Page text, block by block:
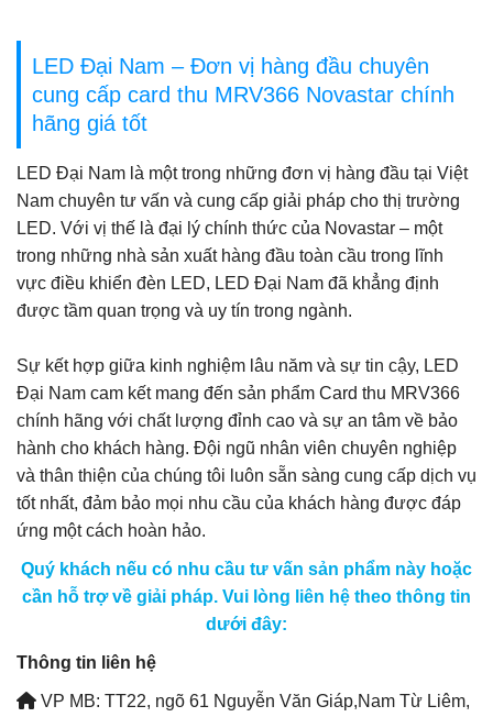
LED Đại Nam – Đơn vị hàng đầu chuyên
cung cấp card thu MRV366 Novastar chính
hãng giá tốt
LED Đại Nam là một trong những đơn vị hàng đầu tại Việt
Nam chuyên tư vấn và cung cấp giải pháp cho thị trường
LED. Với vị thế là đại lý chính thức của Novastar – một
trong những nhà sản xuất hàng đầu toàn cầu trong lĩnh
vực điều khiển đèn LED, LED Đại Nam đã khẳng định
được tầm quan trọng và uy tín trong ngành.
Sự kết hợp giữa kinh nghiệm lâu năm và sự tin cậy, LED
Đại Nam cam kết mang đến sản phẩm Card thu MRV366
chính hãng với chất lượng đỉnh cao và sự an tâm về bảo
hành cho khách hàng. Đội ngũ nhân viên chuyên nghiệp
và thân thiện của chúng tôi luôn sẵn sàng cung cấp dịch vụ
tốt nhất, đảm bảo mọi nhu cầu của khách hàng được đáp
ứng một cách hoàn hảo.
Quý khách nếu có nhu cầu tư vấn sản phẩm này hoặc
cần hỗ trợ về giải pháp. Vui lòng liên hệ theo thông tin
dưới đây:
Thông tin liên hệ
VP MB: TT22, ngõ 61 Nguyễn Văn Giáp,Nam Từ Liêm,